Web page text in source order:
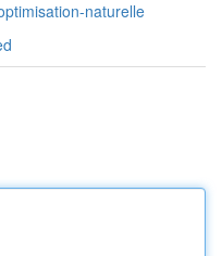
naturelle